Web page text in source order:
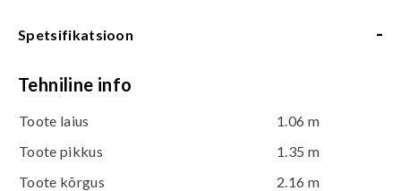
Spetsifikatsioon -
Tehniline info
Toote laius
1.06 m
Toote pikkus
1.35 m
Toote kõrgus
2.16 m